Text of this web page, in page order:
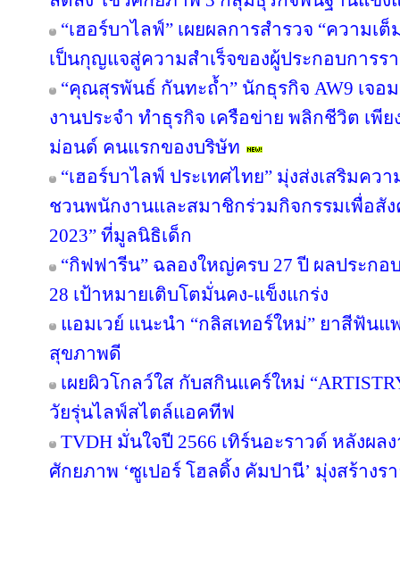
“เฮอร์บาไลฟ์” เผยผลการสำรวจ “ความเ
เป็นกุญแจสู่ความสำเร็จของผู้ประกอบการร
“คุณสุรพันธ์ กันทะถ้ำ” นักธุรกิจ AW9 เจ
งานประจำ ทำธุรกิจ เครือข่าย พลิกชีวิต เพี
ม่อนด์ คนแรกของบริษัท
“เฮอร์บาไลฟ์ ประเทศไทย” มุ่งส่งเสริมค
ชวนพนักงานและสมาชิกร่วมกิจกรรมเพื่อสังค
2023” ที่มูลนิธิเด็ก
“กิฟฟารีน” ฉลองใหญ่ครบ 27 ปี ผลประก
28 เป้าหมายเติบโตมั่นคง-แข็งแกร่ง
แอมเวย์ แนะนำ “กลิสเทอร์ใหม่” ยาสีฟัน
สุขภาพดี
เผยผิวโกลว์ใส กับสกินแคร์ใหม่
วัยรุ่นไลฟ์สไตล์แอคทีฟ
TVDH มั่นใจปี 2566 เทิร์นอะราวด์ หลังผ
ศักยภาพ ‘ซูเปอร์ โฮลดิ้ง คัมปานี’ มุ่งสร้างร